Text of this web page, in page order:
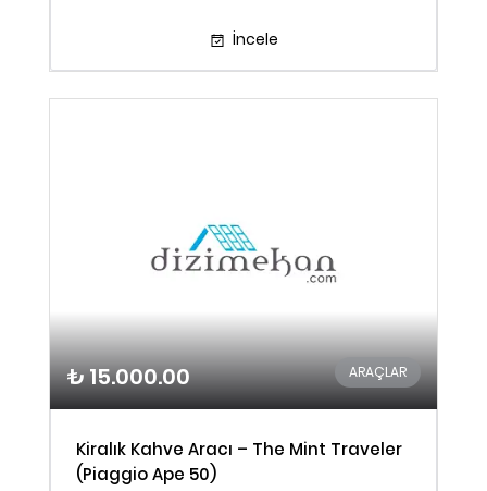
İncele
₺ 15.000.00 ARAÇLAR
Kiralık Kahve Aracı – The Mint Traveler
(Piaggio Ape 50)